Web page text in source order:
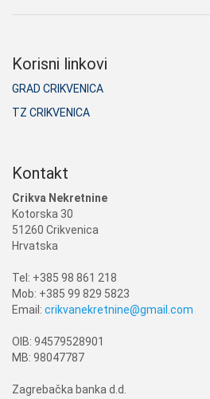
Korisni linkovi
GRAD CRIKVENICA
TZ CRIKVENICA
Kontakt
Crikva Nekretnine
Kotorska 30
51260 Crikvenica
Hrvatska
Tel: +385 98 861 218
Mob: +385 99 829 5823
Email: crikvanekretnine@gmail.com
OIB: 94579528901
MB: 98047787
Zagrebačka banka d.d.